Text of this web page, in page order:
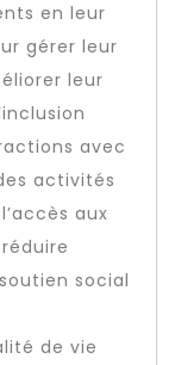
en leur
gérer leur
leur
avec
activités
aux
social
de vie